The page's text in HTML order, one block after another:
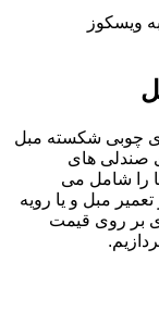
ویسکوز
چوبی شکسته مبل
صندلی های
را شامل می
مبل و یا رویه
بر روی قیمت